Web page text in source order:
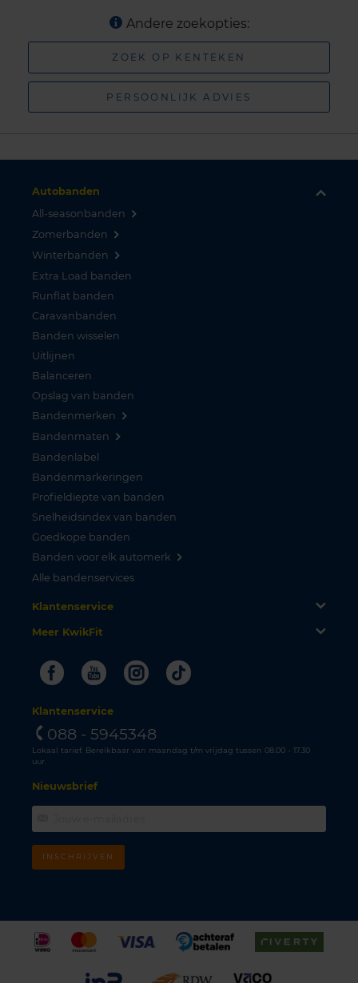
Andere zoekopties:
ZOEK OP KENTEKEN
PERSOONLIJK ADVIES
Autobanden
All-seasonbanden
Zomerbanden
Winterbanden
Extra Load banden
Runflat banden
Caravanbanden
Banden wisselen
Uitlijnen
Balanceren
Opslag van banden
Bandenmerken
Bandenmaten
Bandenlabel
Bandenmarkeringen
Profieldiepte van banden
Snelheidsindex van banden
Goedkope banden
Banden voor elk automerk
Alle bandenservices
Klantenservice
Meer KwikFit
FacebookYoutubeInstagram
Tiktok
Klantenservice
088 - 5945348
Lokaal tarief. Bereikbaar van maandag t/m vrijdag tussen 08.00 - 17.30
uur.
Nieuwsbrief
INSCHRIJVEN